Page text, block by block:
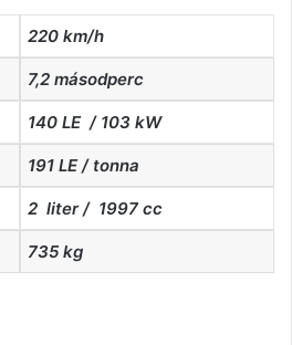
220 km/h
7,2 másodperc
140 LE / 103 kW
191 LE / tonna
2 liter / 1997 cc
735 kg